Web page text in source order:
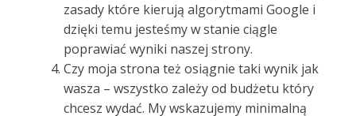
zasady które kierują algorytmami Google i
dzięki temu jesteśmy w stanie ciągle
poprawiać wyniki naszej strony.
Czy moja strona też osiągnie taki wynik jak
wasza – wszystko zależy od budżetu który
chcesz wydać. My wskazujemy minimalną